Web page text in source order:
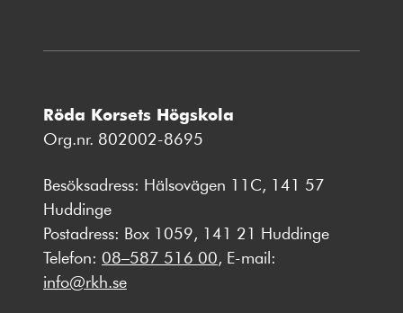
Röda Korsets Högskola
Org.nr. 802002-8695
Besöksadress: Hälsovägen 11C, 141 57
Huddinge
Postadress: Box 1059, 141 21 Huddinge
Telefon: 08–587 516 00, E-mail:
info@rkh.se